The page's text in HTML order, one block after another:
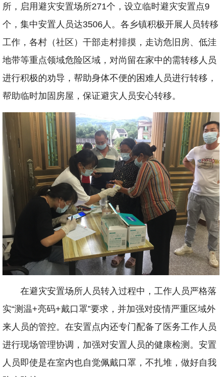
所，启用避灾安置场所271个，设立临时避灾安置点9
个，集中安置人员达3506人。各乡镇积极开展人员转移
工作，各村（社区）干部走村排摸，走访危旧房、低洼
地带等重点领域危险区域，对尚留在家中的需转移人员
进行积极的劝导，帮助身体不便的困难人员进行转移，
帮助临时加固房屋，保证避灾人员安心转移。
在避灾安置场所人员转入过程中，工作人员严格落
实“测温+亮码+戴口罩”要求，并加强对疫情严重区域外
来人员的管控。在安置点内还专门配备了医务工作人员
进行现场管理协调，加强对安置人员的健康检测。安置
人员即使是在室内也自觉佩戴口罩，不扎堆，做好自我